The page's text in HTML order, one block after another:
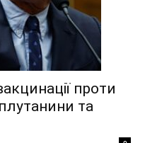
проти
та